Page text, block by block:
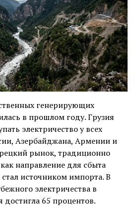
генерирующих
в прошлом году. Грузия
электричество у всех
Азербайджана, Армении и
рынок, традиционно
направление для сбыта
источником импорта. В
электричества в
достигла 65 процентов.